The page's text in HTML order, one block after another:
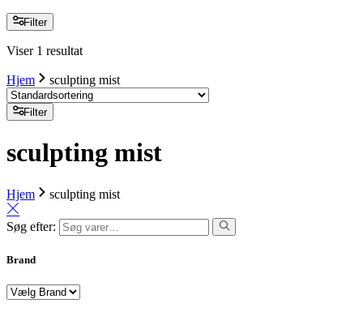
Filter
Viser 1 resultat
Hjem sculpting mist
Filter
sculpting mist
Hjem sculpting mist
Søg efter:
Brand